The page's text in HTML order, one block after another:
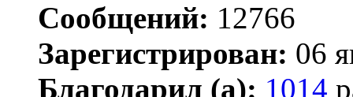
Сообщений: 12766
Зарегистрирован: 06
Благодарил (а): 1014